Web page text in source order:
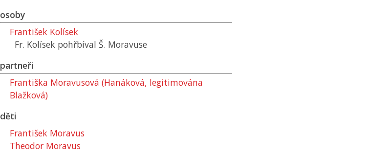
osoby
František Kolísek
Fr. Kolísek pohřbíval Š. Moravuse
partneři
Františka Moravusová (Hanáková, legitimována
Blažková)
děti
František Moravus
Theodor Moravus